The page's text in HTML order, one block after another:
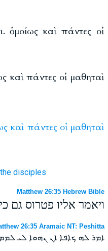
ὁμοίως καὶ πάντες οἱ
καὶ πάντες οἱ μαθηταὶ
καὶ πάντες οἱ μαθηταὶ
the disciples
Matthew 26:35 Hebrew Bible
ויאמר אליו פטרוס גם
26:35 Aramaic NT: Peshitta
ܐܡܪ ܠܗ ܟܐܦܐ ܐܢ ܢܗܘܐ ܠܝ